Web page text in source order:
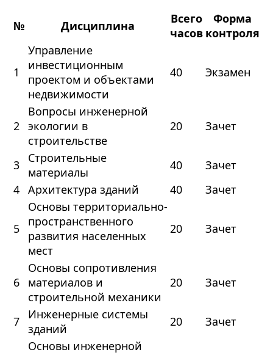
№ Дисциплина
Всего
часов
Форма
контроля
1
Управление
инвестиционным
проектом и объектами
недвижимости
40 Экзамен
2
Вопросы инженерной
экологии в
строительстве
20 Зачет
3
Строительные
материалы
40
Зачет
4 Архитектура зданий 40 Зачет
5
Основы территориально-
пространственного
развития населенных
мест
20 Зачет
6
Основы сопротивления
материалов и
строительной механики
20 Зачет
7
Инженерные системы
зданий
20 Зачет
Основы инженерной